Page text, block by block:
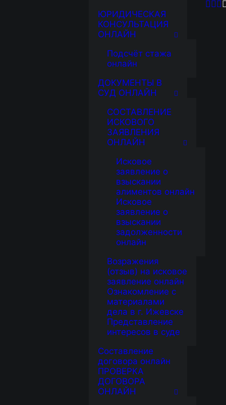
ЮРИДИЧЕСКАЯ
КОНСУЛЬТАЦИЯ
ОНЛАЙН
Подсчёт стажа
онлайн
ДОКУМЕНТЫ В
СУД ОНЛАЙН
СОСТАВЛЕНИЕ
ИСКОВОГО
ЗАЯВЛЕНИЯ
ОНЛАЙН
Исковое
заявление о
взыскании
алиментов онлайн
Исковое
заявление о
взыскании
задолженности
онлайн
Возражения
(отзыв) на исковое
заявление онлайн
Ознакомление с
материалами
дела в г. Ижевске
Представление
интересов в суде
Составление
договора онлайн
ПРОВЕРКА
ДОГОВОРА
ОНЛАЙН